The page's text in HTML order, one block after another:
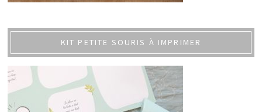
KIT PETITE SOURIS À IMPRIMER